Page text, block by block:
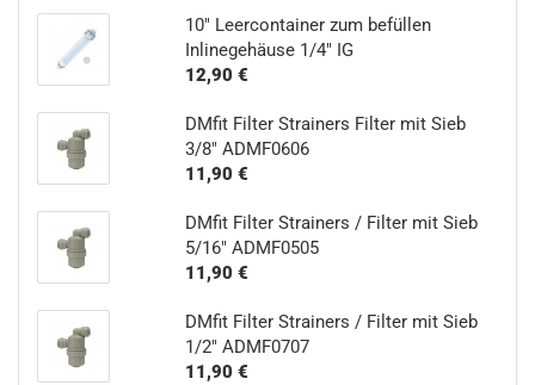
10" Leercontainer zum befüllen
Inlinegehäuse 1/4" IG
12,90 €
DMfit Filter Strainers Filter mit Sieb
3/8" ADMF0606
11,90 €
DMfit Filter Strainers / Filter mit Sieb
5/16" ADMF0505
11,90 €
DMfit Filter Strainers / Filter mit Sieb
1/2" ADMF0707
11,90 €